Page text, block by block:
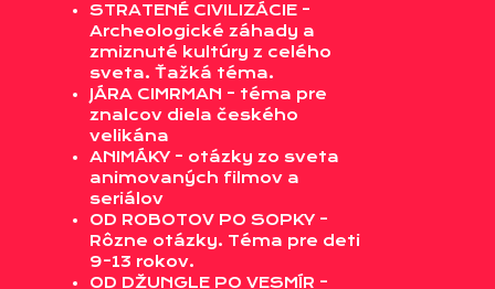
STRATENÉ CIVILIZÁCIE -
Archeologické záhady a
zmiznuté kultúry z celého
sveta. Ťažká téma.
JÁRA CIMRMAN - téma pre
znalcov diela českého
velikána
ANIMÁKY - otázky zo sveta
animovaných filmov a
seriálov
OD ROBOTOV PO SOPKY -
Rôzne otázky. Téma pre deti
9-13 rokov.
OD DŽUNGLE PO VESMÍR -